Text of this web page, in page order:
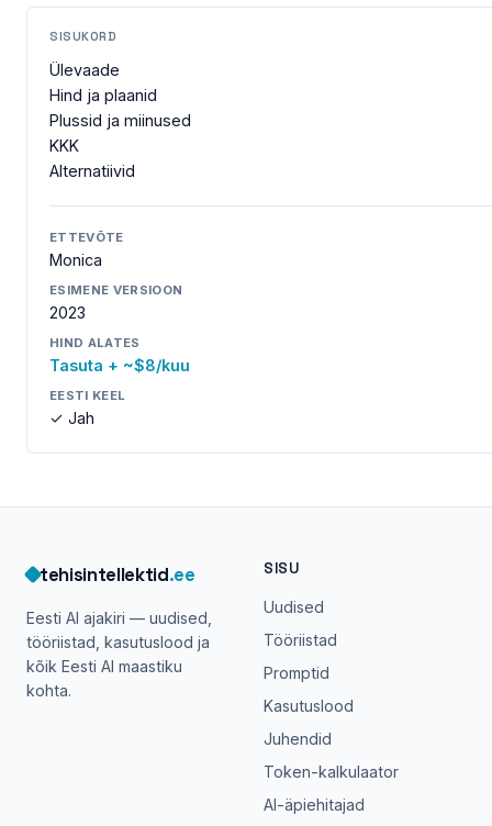
SISUKORD
Ülevaade
Hind ja plaanid
Plussid ja miinused
KKK
Alternatiivid
ETTEVÕTE
Monica
ESIMENE VERSIOON
2023
HIND ALATES
Tasuta + ~$8/kuu
EESTI KEEL
✓ Jah
tehisintellektid.ee
Eesti AI ajakiri — uudised,
tööriistad, kasutuslood ja
kõik Eesti AI maastiku
kohta.
SISU
Uudised
Tööriistad
Promptid
Kasutuslood
Juhendid
Token-kalkulaator
AI-äpiehitajad